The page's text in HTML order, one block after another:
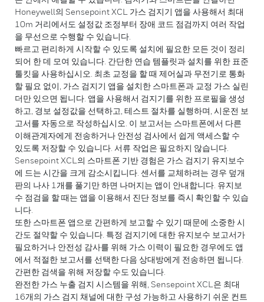
Honeywell의 Sensepoint XCL 가스 검지기 앱을 사용해서 최대
10m 거리에서도 설정값 조정부터 장애 코드 점검까지 여러 작업
을 무선으로 수행할 수 있습니다.
빠르고 편리하게 시작할 수 있도록 설치에 필요한 모든 것이 정리
되어 한 데 모여 있습니다. 간단한 연습 템플릿과 설치를 위한 표준
툴킷을 사용하십시오. 최초 교정을 할 때 제어실과 무전기로 통화
할 필요 없이, 가스 검지기 앱을 설치한 스마트폰과 교정 가스 실린
더만 있으면 됩니다. 앱을 사용해서 검지기를 위한 프로필을 생성
하고, 경보 설정값을 선택하고, 테스트 절차를 실행하며, 시운전 보
고서를 자동으로 작성하십시오. 이 보고서는 스마트폰에서 다른
이해관계자에게 전송하거나 안전성 검사에서 쉽게 액세스할 수
있도록 저장할 수 있습니다. 서류 작업은 필요하지 않습니다.
Sensepoint XCL의 스마트폰 기반 경험은 가스 검지기 유지보수
에 드는 시간을 크게 감소시킵니다. 센서를 교체하려는 경우 덮개
판의 나사 1개를 풀기만 하면 나머지는 앱이 안내합니다. 유지보
수 점검을 할 때는 앱을 이용해서 진단 정보를 즉시 확인할 수 있습
니다.
또한 스마트폰 앱으로 간편하게 보고할 수 있기 때문에 소중한 시
간도 절약할 수 있습니다. 특정 검지기에 대한 유지보수 보고서가
필요하거나 안전성 감사를 위해 가스 이력이 필요한 경우에도 앱
에서 적절한 보고서를 선택한 다음 상대방에게 전송하면 됩니다.
간편한 검색을 위해 저장할 수도 있습니다.
완전한 가스 누출 검지 시스템을 위해, Sensepoint XCL은 최대
16개의 가스 검지 채널에 대한 구성 가능하고 사용하기 쉬운 컨트